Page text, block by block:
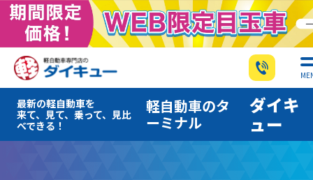
最新の軽自動車を
来て、見て、乗って、見比
べできる！
軽自動車のタ
ーミナル
ダイキ
ュー